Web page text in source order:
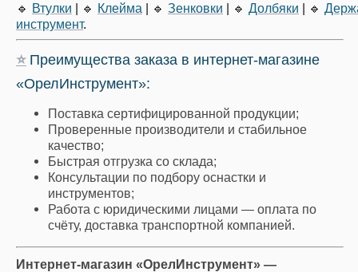
🔹 Втулки 🔹 Клейма 🔹 Зенковки 🔹 Долбяки 🔹
инструмент.
⭐ Преимущества заказа в интернет-магазине
«ОрелИнструмент»:
Поставка сертифицированной продукции;
Проверенные производители и стабильное
качество;
Быстрая отгрузка со склада;
Консультации по подбору оснастки и
инструментов;
Работа с юридическими лицами — оплата по
счёту, доставка транспортной компанией.
Интернет-магазин «ОрелИнструмент» —